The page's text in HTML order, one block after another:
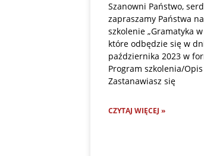
Szanowni Państwo,
zapraszamy Państwa na
szkolenie „Gramatyka
które odbędzie się w
października 2023 w
Program szkolenia/
Zastanawiasz się
CZYTAJ WIĘCEJ »